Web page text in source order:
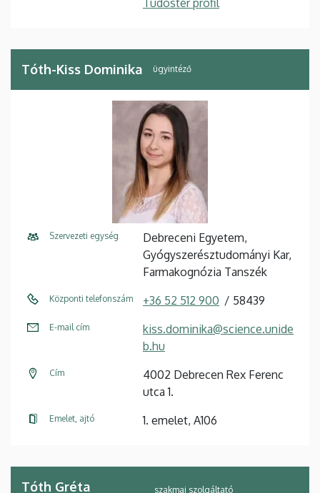
Tóth-Kiss Dominika ügyintéző
Szervezeti egység
Debreceni Egyetem,
Gyógyszerésztudományi Kar,
Farmakognózia Tanszék
Központi telefonszám +36 52 512 900 58439
E-mail cím
kiss.dominika@science.unide
b.hu
Cím
4002 Debrecen Rex Ferenc
utca 1.
Emelet, ajtó 1. emelet, A106
Tóth Gréta
szakmai szolgáltató